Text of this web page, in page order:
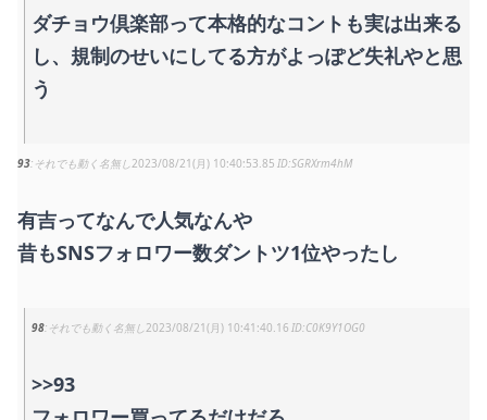
ダチョウ倶楽部って本格的なコントも実は出来る
し、規制のせいにしてる方がよっぽど失礼やと思
う
93 それでも動く名無し 2023/08/21(月) 10:40:53.85 SGRXrm4hM
有吉ってなんで人気なんや
昔もSNSフォロワー数ダントツ1位やったし
98 それでも動く名無し 2023/08/21(月) 10:41:40.16 C0K9Y1OG0
>>93